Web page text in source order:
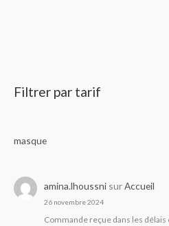
Filtrer par tarif
masque
amina.lhoussni surAccueil
26 novembre 2024
Commande reçue dans les